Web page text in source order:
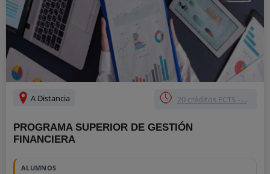
A Distancia 20 créditos ECTS - ...
PROGRAMA SUPERIOR DE GESTIÓN
FINANCIERA
ALUMNOS